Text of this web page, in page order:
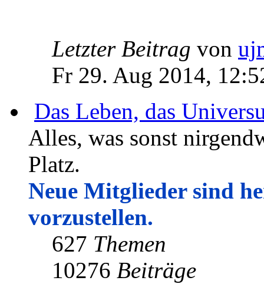
Letzter Beitrag von
Fr 29. Aug 2014,
Das Leben, das
Alles, was sonst
Platz.
Neue Mitglieder sind
vorzustellen.
627 Themen
10276 Beiträge